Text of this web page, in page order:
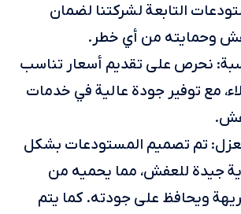
التابعة لشركتنا لضمان
وحمايته من أي خطر.
نحرص على تقديم أسعار تناسب
مع توفير جودة عالية في خدمات
تم تصميم المستودعات بشكل
جيدة للعفش، مما يحميه من
ويحافظ على جودته. كما يتم